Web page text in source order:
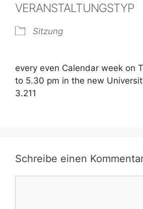
VERANSTALTUNGSTYP
Sitzung
every even Calendar week on
to 5.30 pm in the new
3.211
Schreibe einen